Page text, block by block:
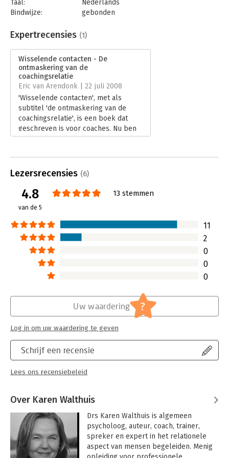
kortom voor iedereen die een ander begeleidt bij diens
persoonlijke ontwikkeling.
Taal:
Nederlands
Bindwijze:
gebonden
Uitgever:
Scriptum
Verschijningsdatum:
Hoofdrubriek:
Expertrecensies (1)
Wisselende contacten - De
ontmaskering van de
coachingsrelatie
Eric van Arendonk | 22 juli 2008
'Wisselende contacten', met als
subtitel 'de ontmaskering van de
coachingsrelatie', is een boek dat
geschreven is voor coaches. Nu ben
ik dat niet, tenminste ik oefen het vak
van coaching kan ik het boek
inhoudelijk dan ook moeilijk
beoordelen, maar ik geef wel al een
kleine twintig jaar leiding aan een
wisselende groep medewerkers.
Lees verder
Lezersrecensies (6)
4.8
van de 5
13 stemmen
11
2
0
0
0
Schrijf een recensie
Lees ons recensiebeleid
Uw waardering ?
Log in om uw waardering te geven
Over Karen Walthuis
Drs Karen Walthuis is algemeen
psycholoog, auteur, coach, trainer,
spreker en expert in het relationele
aspect van mensen begeleiden. Menig